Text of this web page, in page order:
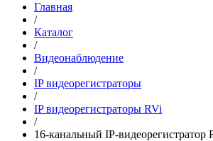
Главная
/
Каталог
/
Видеонаблюдение
/
IP видеорегистраторы
/
IP видеорегистраторы RVi
/
16-канальный IP-